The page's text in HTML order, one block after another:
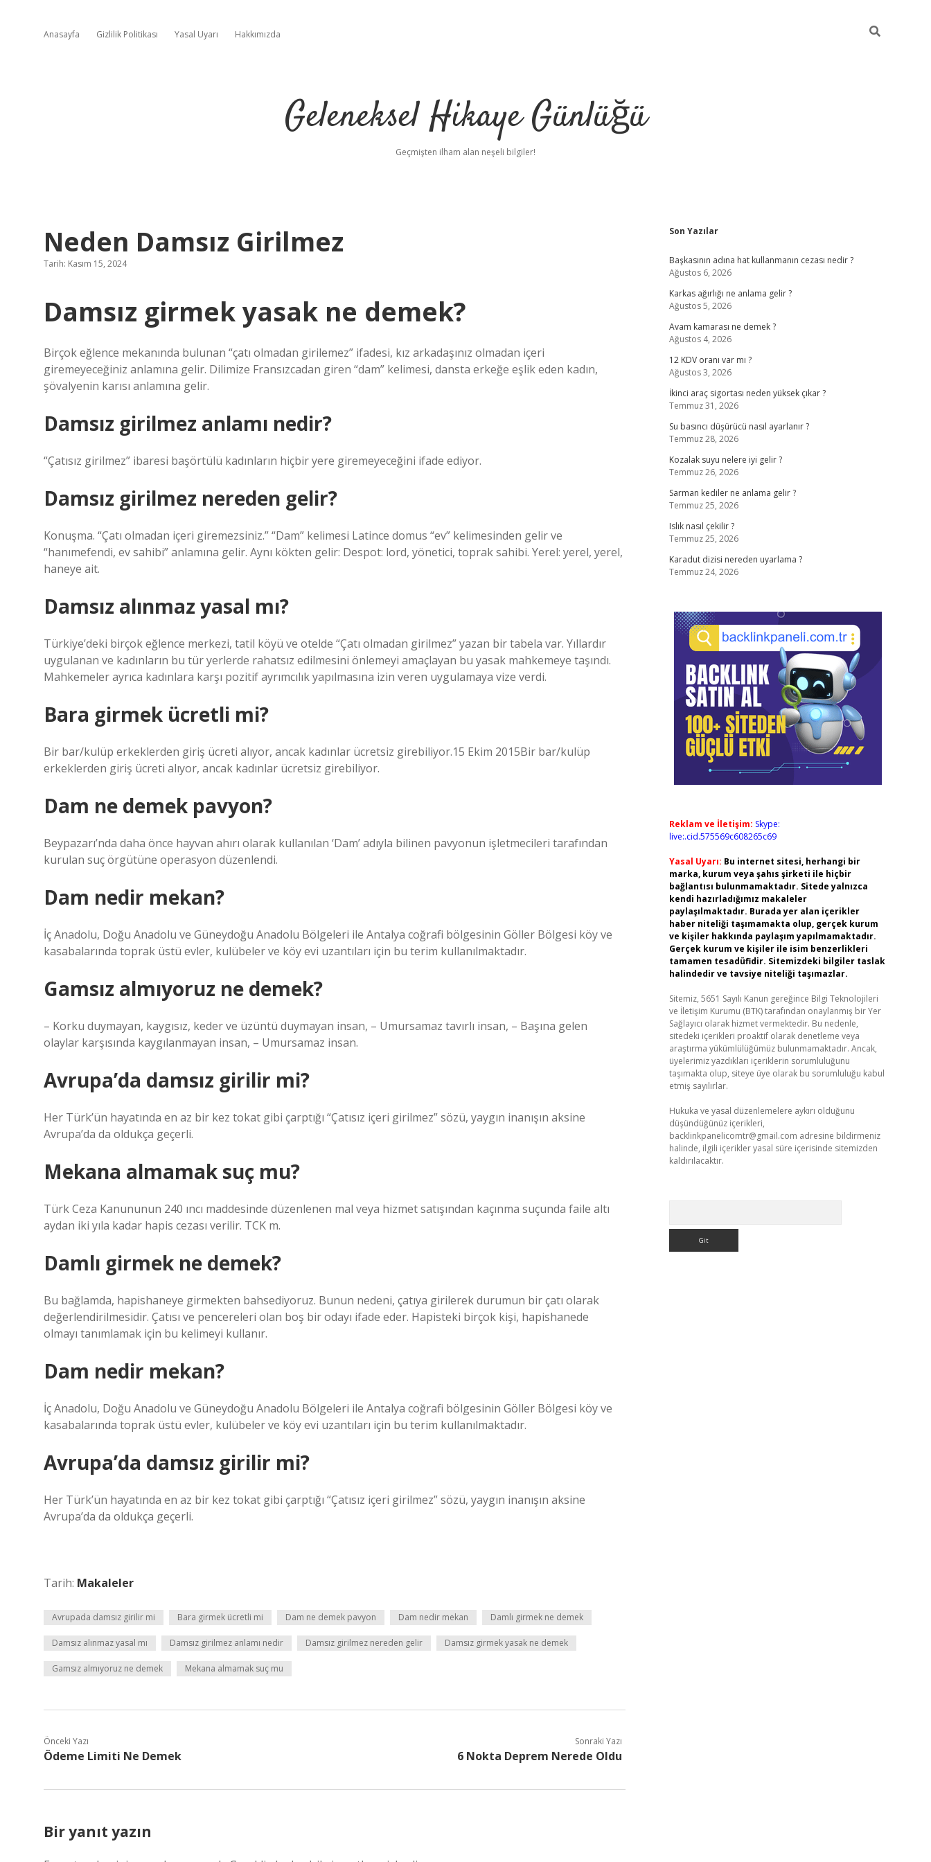
Anasayfa Gizlilik Politikası Yasal Uyarı Hakkımızda
Geleneksel Hikaye Günlüğü
Geçmişten ilham alan neşeli bilgiler!
Neden Damsız Girilmez
Tarih: Kasım 15, 2024
Damsız girmek yasak ne demek?
Birçok eğlence mekanında bulunan “çatı olmadan girilemez” ifadesi, kız arkadaşınız olmadan içeri
giremeyeceğiniz anlamına gelir. Dilimize Fransızcadan giren “dam” kelimesi, dansta erkeğe eşlik eden kadın,
şövalyenin karısı anlamına gelir.
Damsız girilmez anlamı nedir?
“Çatısız girilmez” ibaresi başörtülü kadınların hiçbir yere giremeyeceğini ifade ediyor.
Damsız girilmez nereden gelir?
Konuşma. “Çatı olmadan içeri giremezsiniz.” “Dam” kelimesi Latince domus “ev” kelimesinden gelir ve
“hanımefendi, ev sahibi” anlamına gelir. Aynı kökten gelir: Despot: lord, yönetici, toprak sahibi. Yerel: yerel, yerel,
haneye ait.
Damsız alınmaz yasal mı?
Türkiye’deki birçok eğlence merkezi, tatil köyü ve otelde “Çatı olmadan girilmez” yazan bir tabela var. Yıllardır
uygulanan ve kadınların bu tür yerlerde rahatsız edilmesini önlemeyi amaçlayan bu yasak mahkemeye taşındı.
Mahkemeler ayrıca kadınlara karşı pozitif ayrımcılık yapılmasına izin veren uygulamaya vize verdi.
Bara girmek ücretli mi?
Bir bar/kulüp erkeklerden giriş ücreti alıyor, ancak kadınlar ücretsiz girebiliyor.15 Ekim 2015Bir bar/kulüp
erkeklerden giriş ücreti alıyor, ancak kadınlar ücretsiz girebiliyor.
Dam ne demek pavyon?
Beypazarı’nda daha önce hayvan ahırı olarak kullanılan ‘Dam’ adıyla bilinen pavyonun işletmecileri tarafından
kurulan suç örgütüne operasyon düzenlendi.
Dam nedir mekan?
İç Anadolu, Doğu Anadolu ve Güneydoğu Anadolu Bölgeleri ile Antalya coğrafi bölgesinin Göller Bölgesi köy ve
kasabalarında toprak üstü evler, kulübeler ve köy evi uzantıları için bu terim kullanılmaktadır.
Gamsız almıyoruz ne demek?
– Korku duymayan, kaygısız, keder ve üzüntü duymayan insan, – Umursamaz tavırlı insan, – Başına gelen
olaylar karşısında kaygılanmayan insan, – Umursamaz insan.
Avrupa’da damsız girilir mi?
Her Türk’ün hayatında en az bir kez tokat gibi çarptığı “Çatısız içeri girilmez” sözü, yaygın inanışın aksine
Avrupa’da da oldukça geçerli.
Mekana almamak suç mu?
Türk Ceza Kanununun 240 ıncı maddesinde düzenlenen mal veya hizmet satışından kaçınma suçunda faile altı
aydan iki yıla kadar hapis cezası verilir. TCK m.
Damlı girmek ne demek?
Bu bağlamda, hapishaneye girmekten bahsediyoruz. Bunun nedeni, çatıya girilerek durumun bir çatı olarak
değerlendirilmesidir. Çatısı ve pencereleri olan boş bir odayı ifade eder. Hapisteki birçok kişi, hapishanede
olmayı tanımlamak için bu kelimeyi kullanır.
Dam nedir mekan?
İç Anadolu, Doğu Anadolu ve Güneydoğu Anadolu Bölgeleri ile Antalya coğrafi bölgesinin Göller Bölgesi köy ve
kasabalarında toprak üstü evler, kulübeler ve köy evi uzantıları için bu terim kullanılmaktadır.
Avrupa’da damsız girilir mi?
Her Türk’ün hayatında en az bir kez tokat gibi çarptığı “Çatısız içeri girilmez” sözü, yaygın inanışın aksine
Avrupa’da da oldukça geçerli.
Tarih: Makaleler
Avrupada damsız girilir mi Bara girmek ücretli mi Dam ne demek pavyon Dam nedir mekan Damlı girmek ne demek
Damsız alınmaz yasal mı Damsız girilmez anlamı nedir Damsız girilmez nereden gelir Damsız girmek yasak ne demek
Gamsız almıyoruz ne demek Mekana almamak suç mu
Önceki Yazı
Ödeme Limiti Ne Demek
Sonraki Yazı
6 Nokta Deprem Nerede Oldu
Bir yanıt yazın
Sidebar
Son Yazılar
Başkasının adına hat kullanmanın cezası nedir ?
Ağustos 6, 2026
Karkas ağırlığı ne anlama gelir ?
Ağustos 5, 2026
Avam kamarası ne demek ?
Ağustos 4, 2026
12 KDV oranı var mı ?
Ağustos 3, 2026
İkinci araç sigortası neden yüksek çıkar ?
Temmuz 31, 2026
Su basıncı düşürücü nasıl ayarlanır ?
Temmuz 28, 2026
Kozalak suyu nelere iyi gelir ?
Temmuz 26, 2026
Sarman kediler ne anlama gelir ?
Temmuz 25, 2026
Islık nasıl çekilir ?
Temmuz 25, 2026
Karadut dizisi nereden uyarlama ?
Temmuz 24, 2026
Reklam ve İletişim: Skype:
live:.cid.575569c608265c69
Yasal Uyarı: Bu internet sitesi, herhangi bir
marka, kurum veya şahıs şirketi ile hiçbir
bağlantısı bulunmamaktadır. Sitede yalnızca
kendi hazırladığımız makaleler
paylaşılmaktadır. Burada yer alan içerikler
haber niteliği taşımamakta olup, gerçek kurum
ve kişiler hakkında paylaşım yapılmamaktadır.
Gerçek kurum ve kişiler ile isim benzerlikleri
tamamen tesadüfidir. Sitemizdeki bilgiler taslak
halindedir ve tavsiye niteliği taşımazlar.
Sitemiz, 5651 Sayılı Kanun gereğince Bilgi Teknolojileri
ve İletişim Kurumu (BTK) tarafından onaylanmış bir Yer
Sağlayıcı olarak hizmet vermektedir. Bu nedenle,
sitedeki içerikleri proaktif olarak denetleme veya
araştırma yükümlülüğümüz bulunmamaktadır. Ancak,
üyelerimiz yazdıkları içeriklerin sorumluluğunu
taşımakta olup, siteye üye olarak bu sorumluluğu kabul
etmiş sayılırlar.
Hukuka ve yasal düzenlemelere aykırı olduğunu
düşündüğünüz içerikleri,
backlinkpanelicomtr@gmail.com adresine bildirmeniz
halinde, ilgili içerikler yasal süre içerisinde sitemizden
kaldırılacaktır.